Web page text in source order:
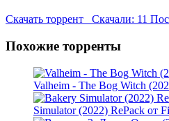
Скачать торрент Скачали: 11
Похожие торренты
Valheim - The Bog Witch
Simulator (2022) RePack от